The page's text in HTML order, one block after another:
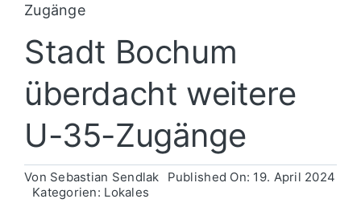
Blaulicht
Sport
Kultur
Politik
Zugänge
Stadt Bochum
überdacht weitere
U-35-Zugänge
Von Sebastian Sendlak
Published On: 19. April 2024
Kategorien: Lokales